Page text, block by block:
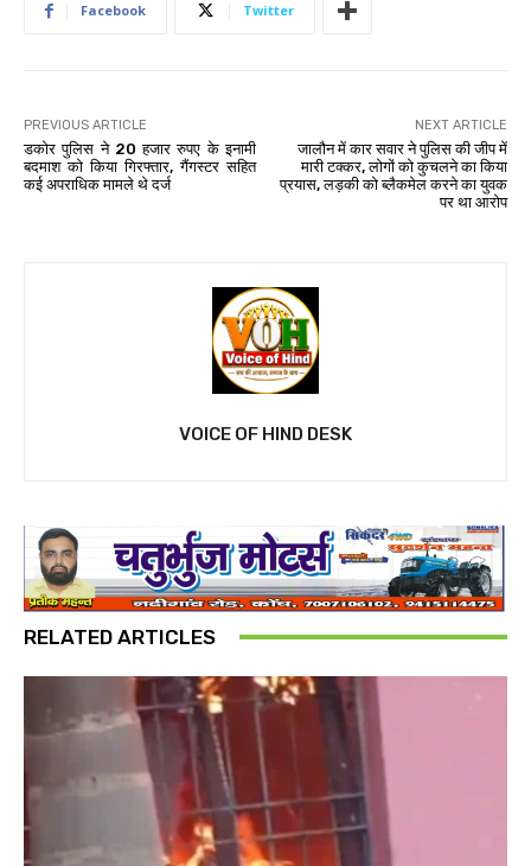
Facebook Twitter
PREVIOUS ARTICLE
डकोर पुलिस ने 20 हजार रुपए के इनामी
बदमाश को किया गिरफ्तार, गैंगस्टर सहित
कई अपराधिक मामले थे दर्ज
NEXT ARTICLE
जालौन में कार सवार ने पुलिस की जीप में
मारी टक्कर, लोगों को कुचलने का किया
प्रयास, लड़की को ब्लैकमेल करने का युवक
पर था आरोप
VOICE OF HIND DESK
RELATED ARTICLES